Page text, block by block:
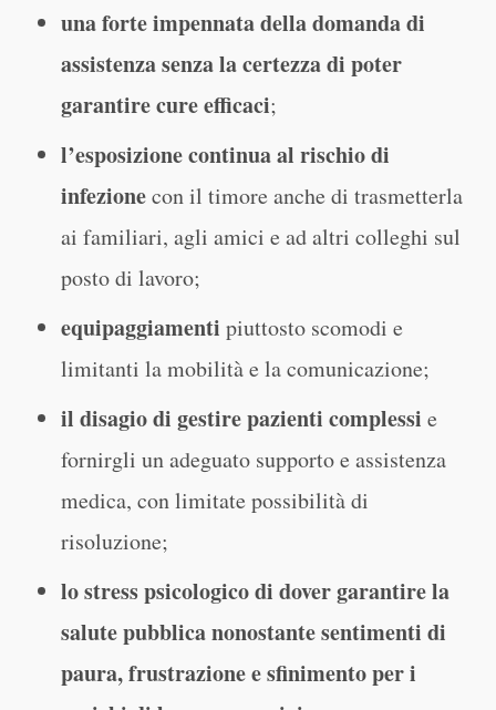
una forte impennata della domanda di
assistenza senza la certezza di poter
garantire cure efficaci;
l’esposizionecontinua al rischio di
infezionecon il timore anche di trasmetterla
ai familiari, agli amici e ad altri colleghi sul
posto di lavoro;
equipaggiamenti piuttosto scomodi e
limitanti la mobilità e la comunicazione;
il disagio di gestire pazienti complessi e
fornirgli un adeguato supporto e assistenza
medica, con limitate possibilità di
risoluzione;
lo stress psicologico di dover garantire la
salute pubblica nonostante sentimenti di
paura, frustrazione e sfinimento per i